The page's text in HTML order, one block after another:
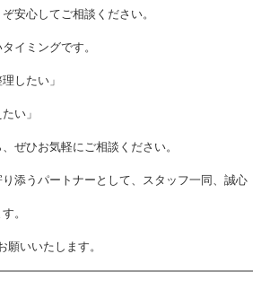
安心してご相談ください。
イミングです。
したい」
い」
ぜひお気軽にご相談ください。
添うパートナーとして、 スタッフ一同、誠心
。
いいたします。